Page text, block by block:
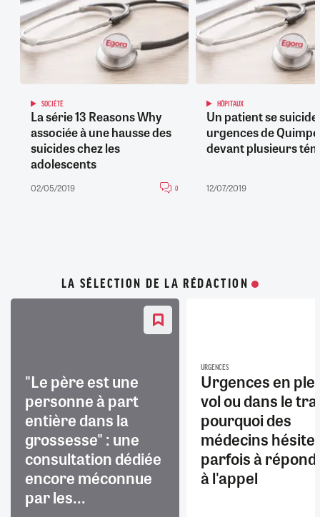
SOCIÉTÉ
La série 13 Reasons Why
associée à une hausse des
suicides chez les
adolescents
02/05/2019 0
HÔPITAUX
Un patient se
urgences de
devant plusieurs
12/07/2019
LA SÉLECTION DE LA RÉDACTION
"Le père est une
personne à part
entière dans la
grossesse" : une
consultation dédiée
encore méconnue
par les...
URGENCES
Urgences en
vol ou dans le
pourquoi des
médecins
parfois à
à l'appel